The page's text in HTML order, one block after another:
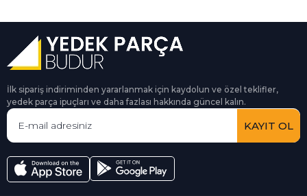
İlk sipariş indiriminden yararlanmak için kaydolun ve özel teklifler,
yedek parça ipuçları ve daha fazlası hakkında güncel kalın.
KAYIT OL